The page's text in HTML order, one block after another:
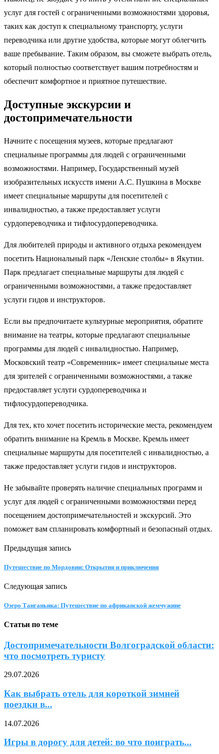
услуг для гостей с ограниченными возможностями здоровья,
таких как доступ к специальному транспорту, услуги
переводчика или другие удобства, которые могут облегчить
ваше пребывание. Таким образом, вы сможете выбрать отель,
который полностью соответствует вашим потребностям и
обеспечит комфортное и приятное путешествие.
Доступные экскурсии и
достопримечательности
Начните с посещения музеев, которые предлагают
специальные программы для людей с ограниченными
возможностями. Например, Государственный музей
изобразительных искусств имени А.С. Пушкина в Москве
имеет специальные маршруты для посетителей с
инвалидностью, а также предоставляет услуги
сурдопереводчика и тифлосурдопереводчика.
Для любителей природы и активного отдыха рекомендуем
посетить Национальный парк «Ленские столбы» в Якутии.
Парк предлагает специальные маршруты для людей с
ограниченными возможностями, а также предоставляет
услуги гидов и инструкторов.
Если вы предпочитаете культурные мероприятия, обратите
внимание на театры, которые предлагают специальные
программы для людей с инвалидностью. Например,
Московский театр «Современник» имеет специальные места
для зрителей с ограниченными возможностями, а также
предоставляет услуги сурдопереводчика и
тифлосурдопереводчика.
Для тех, кто хочет посетить исторические места, рекомендуем
обратить внимание на Кремль в Москве. Кремль имеет
специальные маршруты для посетителей с инвалидностью, а
также предоставляет услуги гидов и инструкторов.
Не забывайте проверять наличие специальных программ и
услуг для людей с ограниченными возможностями перед
посещением достопримечательностей и экскурсий. Это
поможет вам спланировать комфортный и безопасный отдых.
Предыдущая запись
Путешествие по Мордовии: Открытия и приключения
Следующая запись
Озеро Танганьика: Путешествие по африканской жемчужине
Статьи по теме
Достопримечательности Волгоградской области:
что посмотреть туристу
29.07.2026
Как выбрать отель для короткой зимней
поездки в...
14.07.2026
Игры в дорогу для детей: во что поиграть...